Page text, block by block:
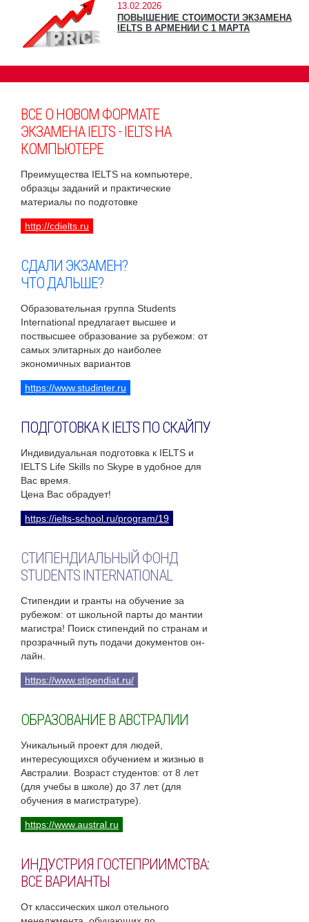
13.02.2026
ПОВЫШЕНИЕ СТОИМОСТИ ЭКЗАМЕНА
IELTS В АРМЕНИИ С 1 МАРТА
ВСЕ О НОВОМ ФОРМАТЕ
ЭКЗАМЕНА IELTS - IELTS НА
КОМПЬЮТЕРЕ
Преимущества IELTS на компьютере,
образцы заданий и практические
материалы по подготовке
http://cdielts.ru
СДАЛИ ЭКЗАМЕН?
ЧТО ДАЛЬШЕ?
Образовательная группа Students
International предлагает высшее и
поствысшее образование за рубежом: от
самых элитарных до наиболее
экономичных вариантов
https://www.studinter.ru
ПОДГОТОВКА К IELTS ПО СКАЙПУ
Индивидуальная подготовка к IELTS и
IELTS Life Skills по Skype в удобное для
Вас время.
Цена Вас обрадует!
https://ielts-school.ru/program/19
СТИПЕНДИАЛЬНЫЙ ФОНД
STUDENTS INTERNATIONAL
Стипендии и гранты на обучение за
рубежом: от школьной парты до мантии
магистра! Поиск стипендий по странам и
прозрачный путь подачи документов он-
лайн.
https://www.stipendiat.ru/
ОБРАЗОВАНИЕ В АВСТРАЛИИ
Уникальный проект для людей,
интересующихся обучением и жизнью в
Австралии. Возраст студентов: от 8 лет
(для учебы в школе) до 37 лет (для
обучения в магистратуре).
https://www.austral.ru
ИНДУСТРИЯ ГОСТЕПРИИМСТВА:
ВСЕ ВАРИАНТЫ
От классических школ отельного